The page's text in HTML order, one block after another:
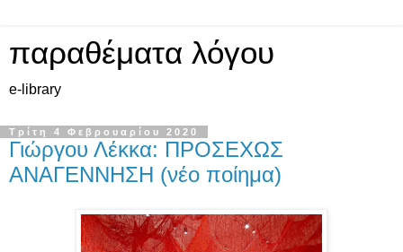
παραθέματα λόγου
e-library
Τρίτη 4 Φεβρουαρίου 2020
Γιώργου Λέκκα: ΠΡΟΣΕΧΩΣ
ΑΝΑΓΕΝΝΗΣΗ (νέο ποίημα)